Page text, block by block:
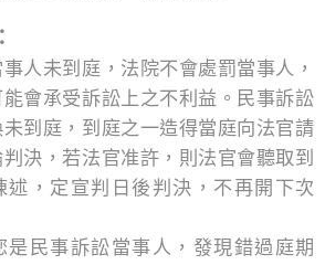
人未到庭，法院不會處罰當事人，
會承受訴訟上之不利益。民事訴訟
到庭，到庭之一造得當庭向法官請
決，若法官准許，則法官會聽取到
述，定宣判日後判決，不再開下次
是民事訴訟當事人，發現錯過庭期